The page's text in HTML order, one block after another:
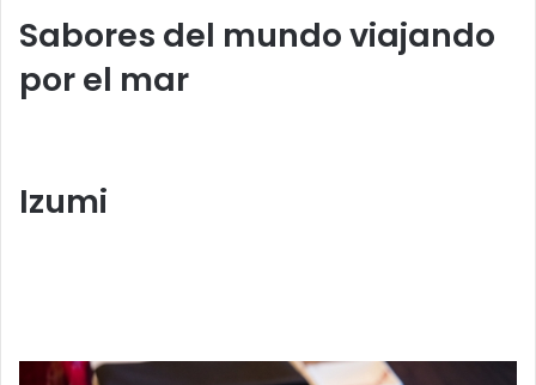
Sabores del mundo viajando
por el mar
Izumi